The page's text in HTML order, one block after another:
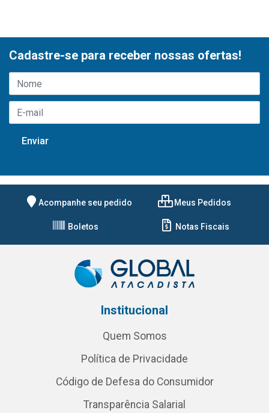
Cadastre-se para receber nossas ofertas!
Acompanhe seu pedido Meus Pedidos
Boletos Notas Fiscais
Institucional
Quem Somos
Política de Privacidade
Código de Defesa do Consumidor
Transparência Salarial